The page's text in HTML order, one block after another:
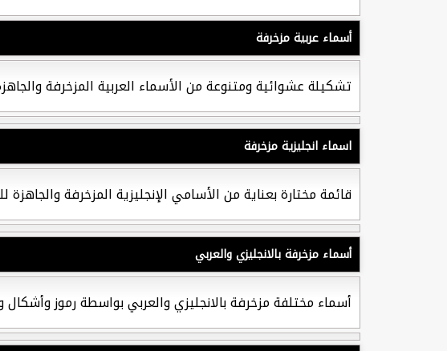
أسماء عربية مزخرفة
تشكيلة عشوائية ومتنوعة من الأسماء العربية المزخرفة
اسماء انجليزية مزخرفة
قائمة مختارة بعناية من الأسامي الإنجليزية المزخرفة
أسماء مزخرفة بالانجليزي والعربي
أسماء مختلفة مزخرفة بالانجليزي والعربي بواسطة رموز